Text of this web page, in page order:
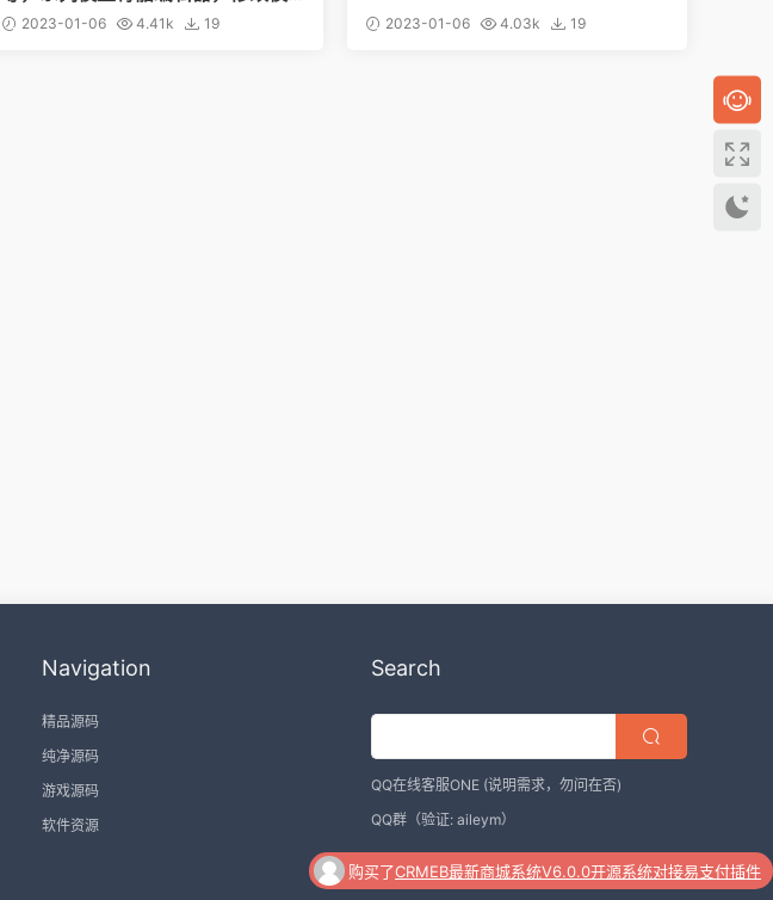
型角色利器
2023-01-06 4.41k 19 2023-01-06 4.03k 19
Navigation
精品源码
纯净源码
游戏源码
软件资源
Search
QQ在线客服ONE(说明需求，勿问在否)
QQ群（验证: aileym）
购买了CRMEB最新商城系统V6.0.0开源系统对接易支付插件